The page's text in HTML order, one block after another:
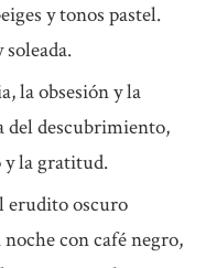
y tonos pastel.
la obsesión y la
del descubrimiento,
y la gratitud.
erudito oscuro
con café negro,